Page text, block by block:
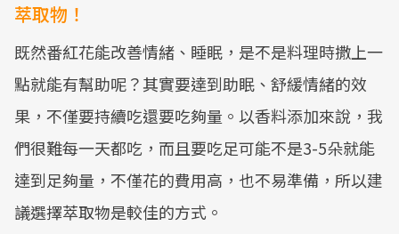
萃取物！
既然番紅花能改善情緒、睡眠，是不是料理時撒上一
點就能有幫助呢？其實要達到助眠、舒緩情緒的效
果，不僅要持續吃還要吃夠量。以香料添加來說，我
們很難每一天都吃，而且要吃足可能不是3-5朵就能
達到足夠量，不僅花的費用高，也不易準備，所以建
議選擇萃取物是較佳的方式。